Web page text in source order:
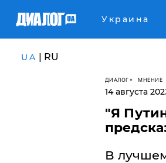
Украина
UA | RU
ДИАЛОГ МНЕНИЕ
14 августа
"Я
В